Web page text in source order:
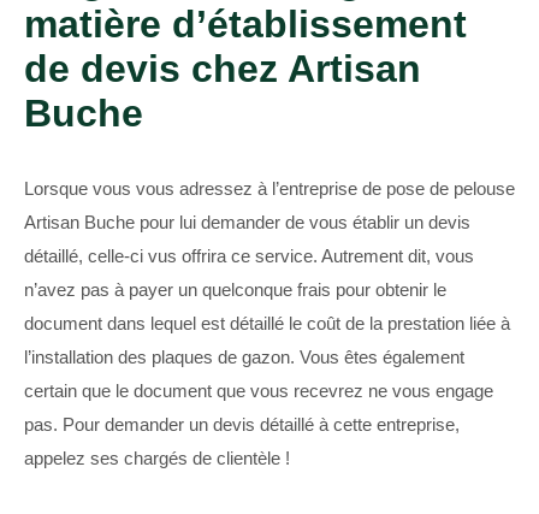
matière d’établissement
de devis chez Artisan
Buche
Lorsque vous vous adressez à l’entreprise de pose de pelouse
Artisan Buche pour lui demander de vous établir un devis
détaillé, celle-ci vus offrira ce service. Autrement dit, vous
n’avez pas à payer un quelconque frais pour obtenir le
document dans lequel est détaillé le coût de la prestation liée à
l’installation des plaques de gazon. Vous êtes également
certain que le document que vous recevrez ne vous engage
pas. Pour demander un devis détaillé à cette entreprise,
appelez ses chargés de clientèle !